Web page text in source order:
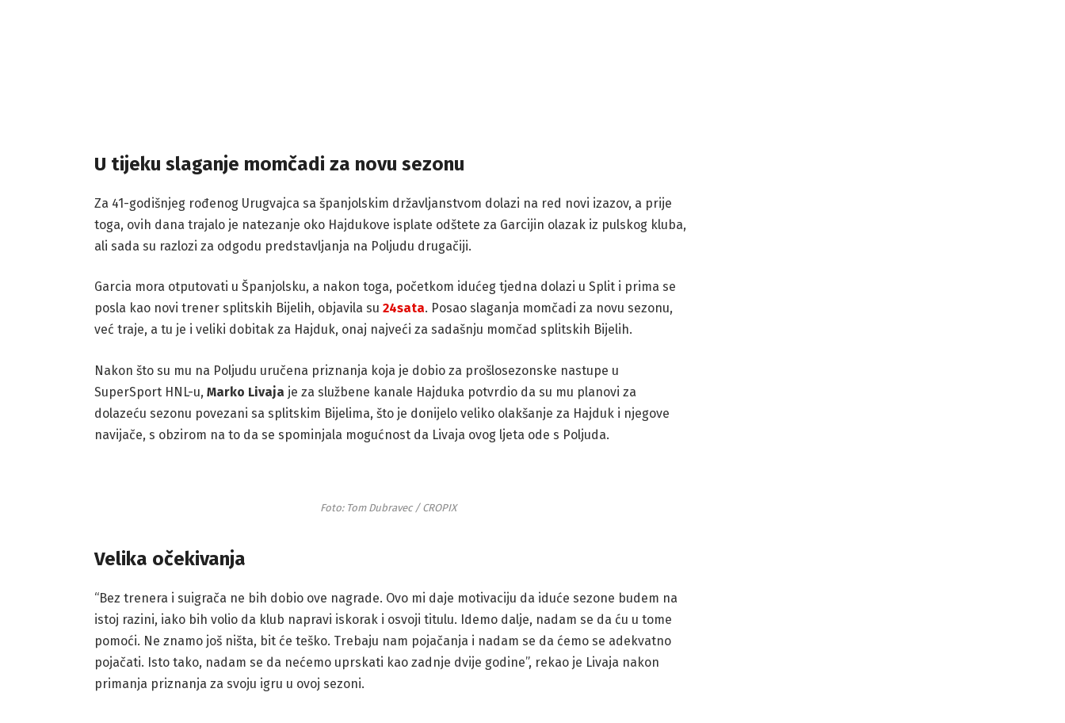
U tijeku slaganje momčadi za novu sezonu
Za 41-godišnjeg rođenog Urugvajca sa španjolskim državljanstvom dolazi na red novi izazov, a prije
toga, ovih dana trajalo je natezanje oko Hajdukove isplate odštete za Garcijin olazak iz pulskog kluba,
ali sada su razlozi za odgodu predstavljanja na Poljudu drugačiji.
Garcia mora otputovati u Španjolsku, a nakon toga, početkom idućeg tjedna dolazi u Split i prima se
posla kao novi trener splitskih Bijelih, objavila su 24sata. Posao slaganja momčadi za novu sezonu,
već traje, a tu je i veliki dobitak za Hajduk, onaj najveći za sadašnju momčad splitskih Bijelih.
Nakon što su mu na Poljudu uručena priznanja koja je dobio za prošlosezonske nastupe u
SuperSport HNL-u, Marko Livaja je za službene kanale Hajduka potvrdio da su mu planovi za
dolazeću sezonu povezani sa splitskim Bijelima, što je donijelo veliko olakšanje za Hajduk i njegove
navijače, s obzirom na to da se spominjala mogućnost da Livaja ovog ljeta ode s Poljuda.
Foto: Tom Dubravec / CROPIX
Velika očekivanja
“Bez trenera i suigrača ne bih dobio ove nagrade. Ovo mi daje motivaciju da iduće sezone budem na
istoj razini, iako bih volio da klub napravi iskorak i osvoji titulu. Idemo dalje, nadam se da ću u tome
pomoći. Ne znamo još ništa, bit će teško. Trebaju nam pojačanja i nadam se da ćemo se adekvatno
pojačati. Isto tako, nadam se da nećemo uprskati kao zadnje dvije godine”, rekao je Livaja nakon
primanja priznanja za svoju igru u ovoj sezoni.